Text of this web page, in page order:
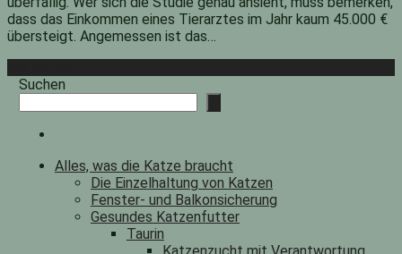
dass das Einkommen eines Tierarztes im Jahr kaum 45.000 €
übersteigt. Angemessen ist das…
Suchen
Alles, was die Katze braucht
Die Einzelhaltung von Katzen
Fenster- und Balkonsicherung
Gesundes Katzenfutter
Taurin